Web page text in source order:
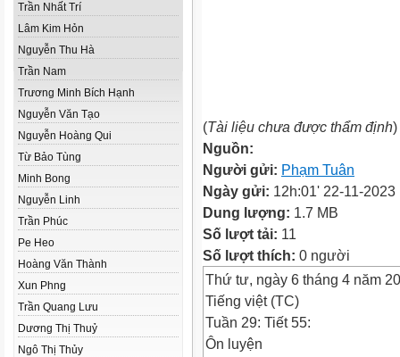
Trần Nhất Trí
Lâm Kim Hỏn
Nguyễn Thu Hà
Trần Nam
Trương Minh Bích Hạnh
Nguyễn Văn Tạo
Nguyễn Hoàng Qui
Từ Bảo Tùng
Minh Bong
Nguyễn Linh
Trần Phúc
Pe Heo
Hoàng Văn Thành
Xun Phng
Trần Quang Lưu
Dương Thị Thuỷ
Ngô Thị Thủy
(Tài liệu chưa được thẩm định)
Nguồn:
Người gửi: Phạm Tuân
Ngày gửi: 12h:01' 22-11-2023
Dung lượng: 1.7 MB
Số lượt tải: 11
Số lượt thích: 0 người
Thứ tư, ngày 6 tháng 4 năm
Tiếng việt (TC)
Tuần 29: Tiết 55:
Ôn luyện